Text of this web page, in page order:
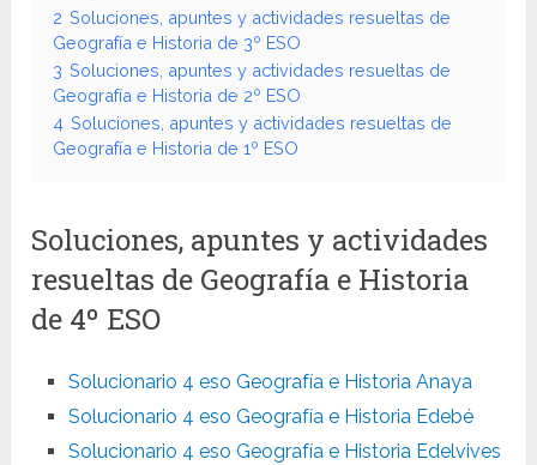
2 Soluciones, apuntes y actividades resueltas de
Geografía e Historia de 3º ESO
3 Soluciones, apuntes y actividades resueltas de
Geografía e Historia de 2º ESO
4 Soluciones, apuntes y actividades resueltas de
Geografía e Historia de 1º ESO
Soluciones, apuntes y actividades
resueltas de Geografía e Historia
de 4º ESO
Solucionario 4 eso Geografía e Historia Anaya
Solucionario 4 eso Geografía e Historia Edebé
Solucionario 4 eso Geografía e Historia Edelvives